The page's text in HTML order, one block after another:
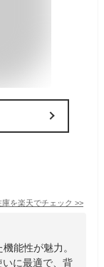
庫を楽天でチェック >>
能性が魅力。
に最適で、背